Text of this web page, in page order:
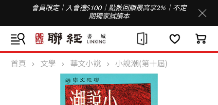
會員限定｜入會禮$100｜點數回饋最高享2%｜不定
期獨家試讀本
首頁 文學 華文小說 小說潮(第十屆)